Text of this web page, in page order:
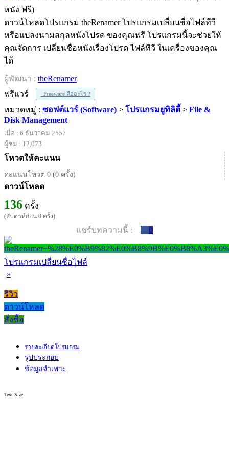
ดาวน์โหลดโปรแกรม theRenamer โปรแกรมเปลี่ยนชื่อไฟล์ทีวี
หรือแปลงนามสกุลหนังโปรด ของคุณฟรี โปรแกรมนี้จะช่วยให้
คุณจัดการ เปลี่ยนชื่อหนังเรื่องโปรด ไฟล์ทีวี ในเครื่องของคุณ
ได้
ผู้พัฒนา : theRenamer
ฟรีแวร์
Freeware คืออะไร ?
หมวดหมู่ : ซอฟต์แวร์ (Software) > โปรแกรมยูทิลิตี้ > File &
Disk Management
เมื่อ : 6 ธันวาคม 2557
ผู้ชม : 12,073
โหวตให้คะแนน
คะแนนโหวต 0 (0 ครั้ง)
ดาวน์โหลด
136 ครั้ง
(สัปดาห์ก่อน 0 ครั้ง)
แชร์บทความนี้ : 0
โปรแกรมเปลี่ยนชื่อไฟล์
»
รีวิว
ดาวน์โหลด
สั่งซื้อ
รายละเอียดโปรแกรม
รูปประกอบ
ข้อมูลจำเพาะ
Text Size